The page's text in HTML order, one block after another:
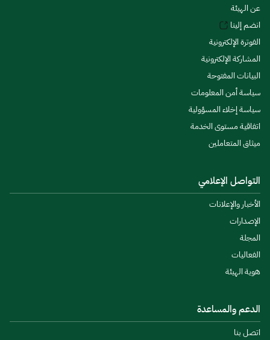
عن الهيئة
انضم إلينا
الفوترة الإلكترونية
المشاركة الإلكترونية
البيانات المفتوحة
سياسة أمن المعلومات
سياسة إخلاء المسؤولية
اتفاقية مستوى الخدمة
ميثاق المتعاملين
التواصل الإعلامي
الأخبار والإعلانات
الإصدارات
المجلة
الفعاليات
هوية الهيئة
الدعم والمساعدة
اتصل بنا